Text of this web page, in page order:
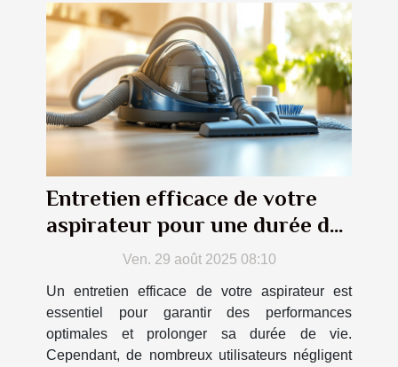
Entretien efficace de votre
aspirateur pour une durée de
vie prolongéeVen. 29 août 2025 08:10
Un entretien efficace de votre aspirateur est
essentiel pour garantir des performances
optimales et prolonger sa durée de vie.
Cependant, de nombreux utilisateurs négligent